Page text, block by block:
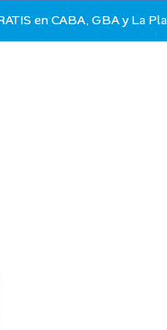
en CABA, GBA y La